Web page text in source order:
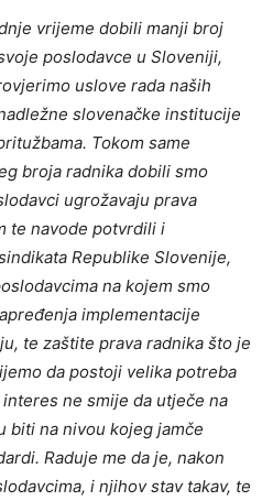
vrijeme dobili manji broj
poslodavce u Sloveniji,
uslove rada naših
slovenačke institucije
Tokom same
broja radnika dobili smo
ugrožavaju prava
te navode potvrdili i
Republike Slovenije,
na kojem smo
implementacije
te zaštite prava radnika što je
da postoji velika potreba
ne smije da utječe na
biti na nivou kojeg jamče
Raduje me da je, nakon
i njihov stav takav, te